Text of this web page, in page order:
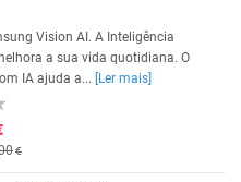
Vision AI. A Inteligência
a sua vida quotidiana. O
IA ajuda a...
[Ler mais]
€